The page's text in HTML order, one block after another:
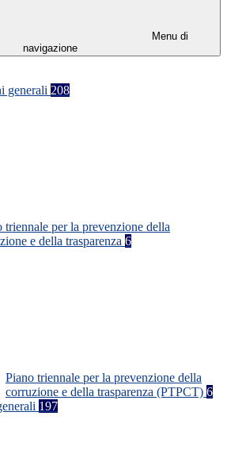
Menu di
navigazione
generali 208
triennale per la prevenzione della
e della trasparenza 6
Piano triennale per la prevenzione della
corruzione e della trasparenza (PTPCT) 6
197